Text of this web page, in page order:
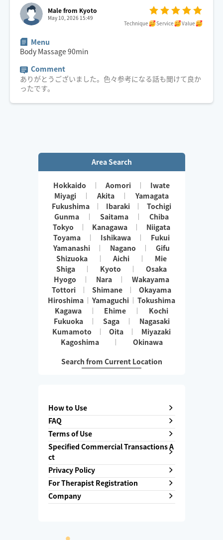
Male from Kyoto
May 10, 2026 15:49
Technique Service Value
Menu
Body Massage90min
Comment
ありがとうございました。色々参考になる話も聞けて良か
ったです。
Area Search
Hokkaido Aomori
Iwate
Miyagi
Akita
Yamagata
Fukushima
Ibaraki
Tochigi
Gunma
Saitama
Chiba
Tokyo
Kanagawa
Niigata
Toyama
Ishikawa
Fukui
Yamanashi
Nagano
Gifu
Shizuoka
Aichi
Mie
Shiga
Kyoto
Osaka
Hyogo
Nara
Wakayama
Tottori
Shimane
Okayama
Hiroshima
Yamaguchi
Tokushima
Kagawa
Ehime
Kochi
Fukuoka
Saga
Nagasaki
Kumamoto
Oita
Miyazaki
Kagoshima
Okinawa
Search from Current Location
How to Use
FAQ
Terms of Use
Specified Commercial Transactions A
ct
Privacy Policy
For Therapist Registration
Company